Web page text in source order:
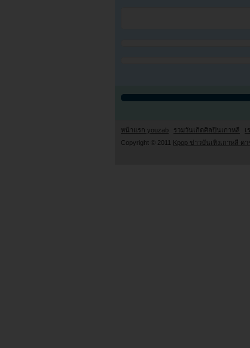
หน้าแรก youzab รวมวันเกิดศิลปินเกาหลี เ
Copyright © 2011 Kpop ข่าวบันเทิงเกาหลี ด